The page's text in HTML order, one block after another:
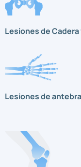
Lesiones de Cadera
Lesiones de